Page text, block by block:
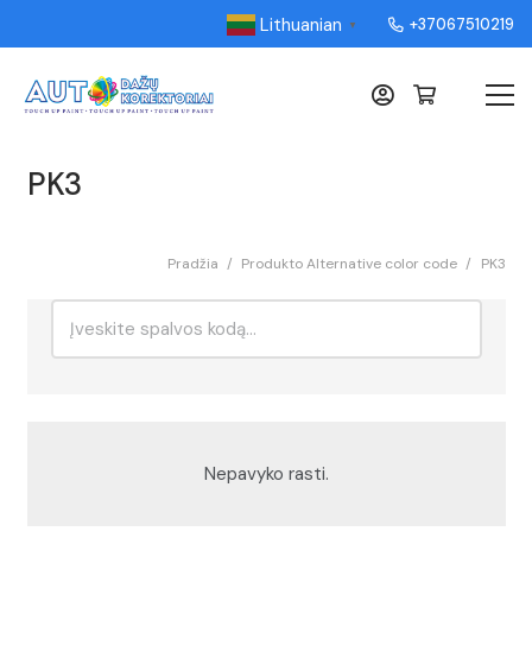
Lithuanian ▼ +37067510219
PK3
Pradžia / Produkto Alternative color code / PK3
Nepavyko rasti.